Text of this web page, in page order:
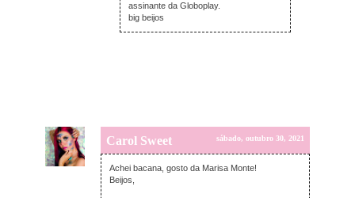
assinante da Globoplay.
big beijos
Carol Sweet sábado, outubro 30, 2021
Achei bacana, gosto da Marisa Monte!
Beijos,